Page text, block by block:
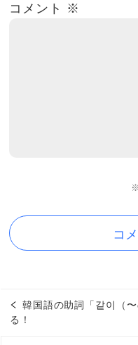
コメント ※
韓国語の助詞「같이（
る！